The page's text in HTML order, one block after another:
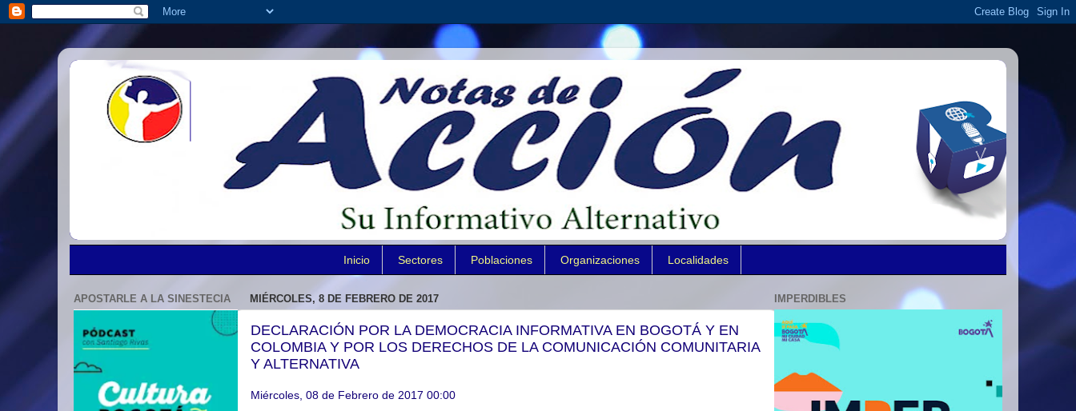
Inicio Sectores Poblaciones Organizaciones Localidades
MIÉRCOLES, 8 DE FEBRERO DE 2017
DECLARACIÓN POR LA DEMOCRACIA INFORMATIVA EN BOGOTÁ Y EN
COLOMBIA Y POR LOS DERECHOS DE LA COMUNICACIÓN COMUNITARIA
Y ALTERNATIVA
Miércoles, 08 de Febrero de 2017 00:00
APOSTARLE A LA SINESTECIA IMPERDIBLES